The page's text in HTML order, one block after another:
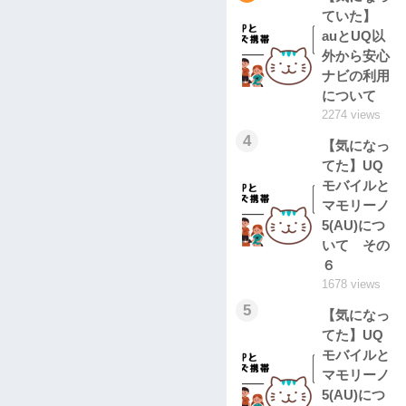
ていた】
auとUQ以
外から安心
ナビの利用
について
2274 views
4
【気になっ
てた】UQ
モバイルと
マモリーノ
5(AU)につ
いて その
６
1678 views
5
【気になっ
てた】UQ
モバイルと
マモリーノ
5(AU)につ